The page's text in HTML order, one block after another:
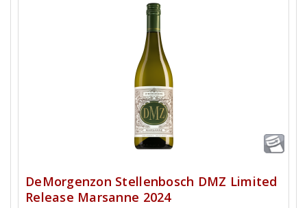
DeMorgenzon Stellenbosch DMZ Limited
Release Marsanne 2024